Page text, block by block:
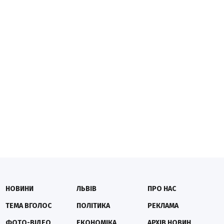
НОВИНИ
ТЕМА ВГОЛОС
ЛЬВІВ
ПОЛІТИКА
ПРО НАС
РЕКЛАМА